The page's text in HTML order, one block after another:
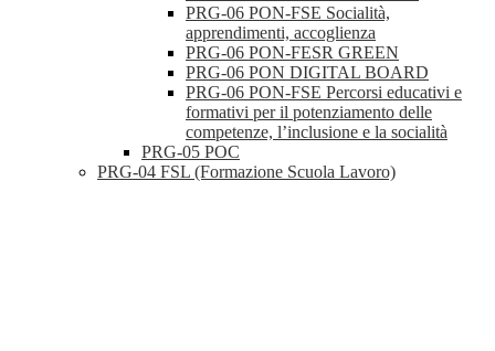
PRG-06 PON-FSE Socialità,
apprendimenti, accoglienza
PRG-06 PON-FESR GREEN
PRG-06 PON DIGITAL BOARD
PRG-06 PON-FSE Percorsi educativi e
formativi per il potenziamento delle
competenze, l’inclusione e la socialità
PRG-05 POC
PRG-04 FSL (Formazione Scuola Lavoro)